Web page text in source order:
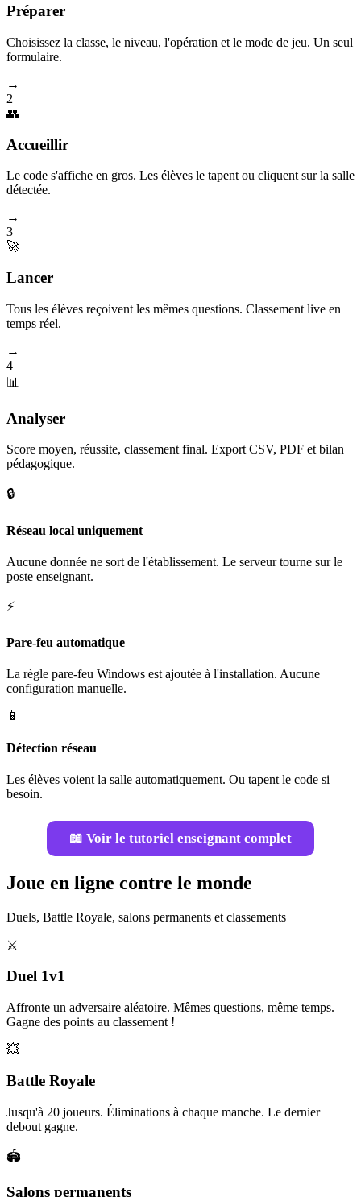
Préparer
Choisissez la classe, le niveau, l'opération et le mode de jeu. Un seul
formulaire.
→
2
👥
Accueillir
Le code s'affiche en gros. Les élèves le tapent ou cliquent sur la salle
détectée.
→
3
🚀
Lancer
Tous les élèves reçoivent les mêmes questions. Classement live en
temps réel.
→
4
📊
Analyser
Score moyen, réussite, classement final. Export CSV, PDF et bilan
pédagogique.
🔒
Réseau local uniquement
Aucune donnée ne sort de l'établissement. Le serveur tourne sur le
poste enseignant.
⚡
Pare-feu automatique
La règle pare-feu Windows est ajoutée à l'installation. Aucune
configuration manuelle.
📱
Détection réseau
Les élèves voient la salle automatiquement. Ou tapent le code si
besoin.
📖 Voir le tutoriel enseignant complet
Joue en ligne contre le monde
Duels, Battle Royale, salons permanents et classements
⚔️
Duel 1v1
Affronte un adversaire aléatoire. Mêmes questions, même temps.
Gagne des points au classement !
💥
Battle Royale
Jusqu'à 20 joueurs. Éliminations à chaque manche. Le dernier
debout gagne.
🏟️
Salons permanents